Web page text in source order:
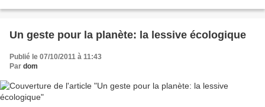
Un geste pour la planète: la lessive écologique
Publié le 07/10/2011 à 11:43
Par dom